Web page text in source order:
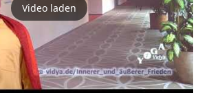
Video laden